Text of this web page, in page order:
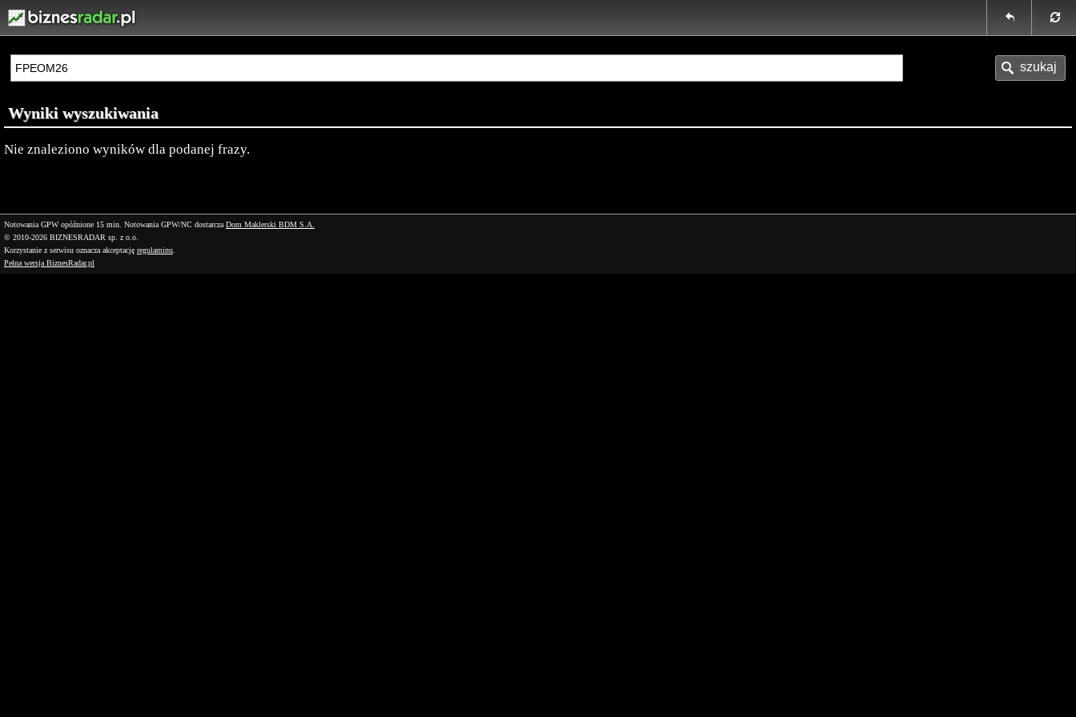
Wyniki wyszukiwania
Nie znaleziono wyników dla podanej frazy.
Notowania GPW opóźnione 15 min. Notowania GPW/NC dostarcza Dom Maklerski BDM S.A.
© 2010-2026 BIZNESRADAR sp. z o.o.
Korzystanie z serwisu oznacza akceptację regulaminu
Pełna wersja BiznesRadar.pl